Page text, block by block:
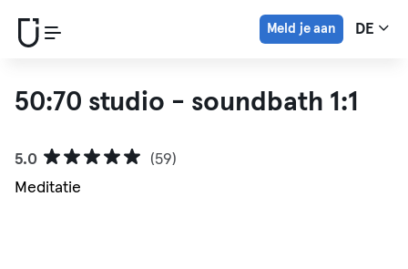
Meld je aan DE
50:70 studio - soundbath 1:1
5.0
(59)
Meditatie